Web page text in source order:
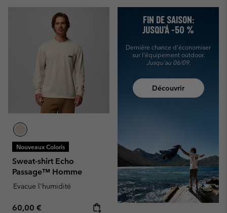
Nouveaux Coloris
Sweat-shirt Echo
Passage™ Homme
Evacue l'humidité
Regular price:
60,00 €
FIN DE SAISON:
JUSQU’À -50 %
Dernière chance d'économiser
sur l'équipement outdoor.
Jusqu'au 06/09.
Découvrir